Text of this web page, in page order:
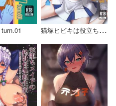
猫
塚ヒビキは役立ちたい